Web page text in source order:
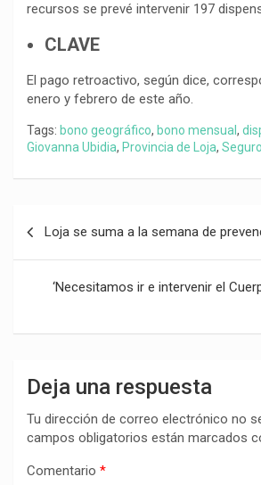
recursos se prevé intervenir 197
CLAVE
El pago retroactivo, según dice,
enero y febrero de este año.
Tags: bono geográfico, bono mensual,
Giovanna Ubidia, Provincia de Loja,
entradas
Loja se suma a la semana de
‘Necesitamos ir e intervenir el
Deja una respuesta
Tu dirección de correo electrónico no
campos obligatorios están marcados
Comentario *